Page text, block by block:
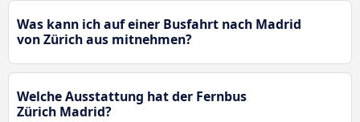
Was kann ich auf einer Busfahrt nach Madrid
von Zürich aus mitnehmen?
Welche Ausstattung hat der Fernbus
Zürich Madrid?